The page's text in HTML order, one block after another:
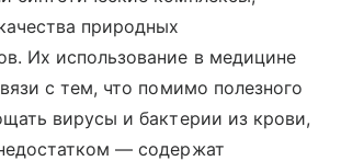
природных
Их использование в медицине
с тем, что помимо полезного
вирусы и бактерии из крови,
— содержат